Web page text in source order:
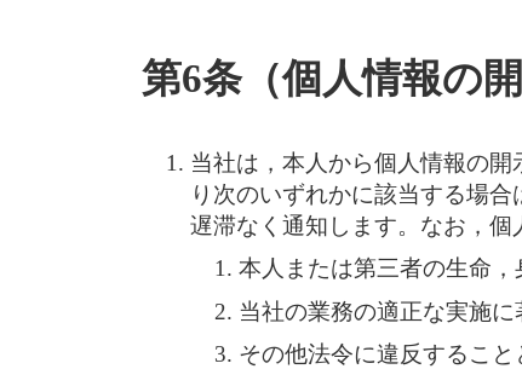
第6条（個人情報の開
当社は，本人から個人情報の
り次のいずれかに該当する場
遅滞なく通知します。なお，個
本人または第三者の生命
当社の業務の適正な実施
その他法令に違反すること